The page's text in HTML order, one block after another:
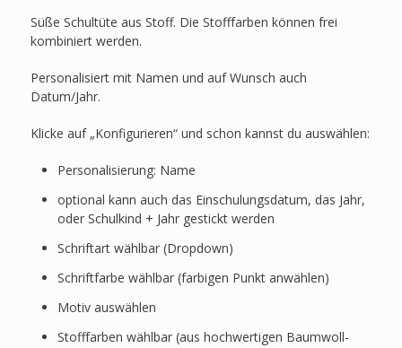
Süße Schultüte aus Stoff. Die Stofffarben können frei
kombiniert werden.
Personalisiert mit Namen und auf Wunsch auch
Datum/Jahr.
Klicke auf „Konfigurieren“ und schon kannst du auswählen:
Personalisierung: Name
optional kann auch das Einschulungsdatum, das Jahr,
oder Schulkind + Jahr gestickt werden
Schriftart wählbar (Dropdown)
Schriftfarbe wählbar (farbigen Punkt anwählen)
Motiv auswählen
Stofffarben wählbar (aus hochwertigen Baumwoll-